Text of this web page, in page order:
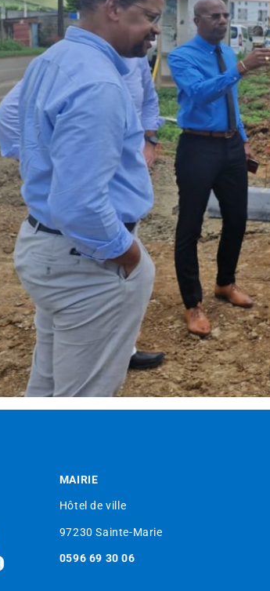
MAIRIE
Hôtel de ville
97230 Sainte-Marie
0596 69 30 06